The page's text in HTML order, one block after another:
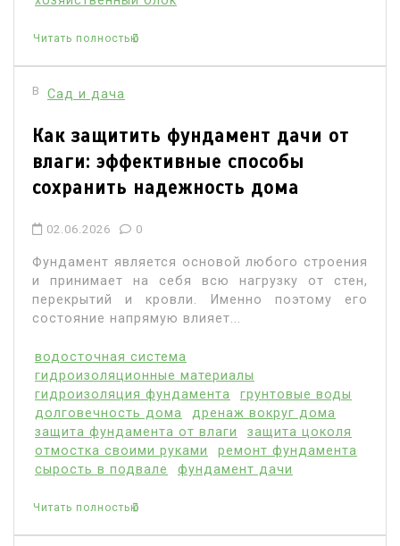
Читать полностью
В Сад и дача
Как защитить фундамент дачи от
влаги: эффективные способы
сохранить надежность дома
02.06.2026 0
Фундамент является основой любого строения
и принимает на себя всю нагрузку от стен,
перекрытий и кровли. Именно поэтому его
состояние напрямую влияет...
водосточная система
гидроизоляционные материалы
гидроизоляция фундамента
грунтовые воды
долговечность дома
дренаж вокруг дома
защита фундамента от влаги
защита цоколя
отмостка своими руками
ремонт фундамента
сырость в подвале
фундамент дачи
Читать полностью